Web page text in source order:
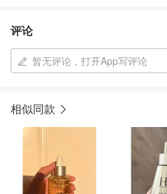
评论
暂无评论，打开App写评论
相似同款